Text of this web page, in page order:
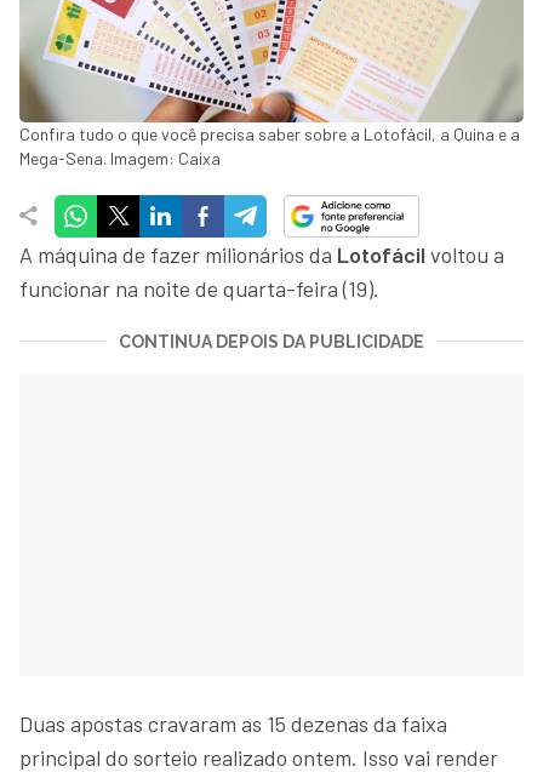
Confira tudo o que você precisa saber sobre a Lotofácil, a Quina e a
Mega-Sena. Imagem: Caixa
A máquina de fazer milionários da Lotofácil voltou a
funcionar na noite de quarta-feira (19).
CONTINUA DEPOIS DA PUBLICIDADE
Duas apostas cravaram as 15 dezenas da faixa
principal do sorteio realizado ontem. Isso vai render